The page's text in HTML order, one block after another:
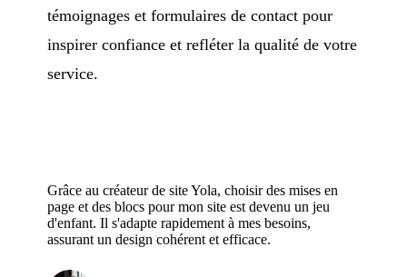
témoignages et formulaires de contact pour
inspirer confiance et refléter la qualité de votre
service.
Grâce au créateur de site Yola, choisir des mises en
page et des blocs pour mon site est devenu un jeu
d'enfant. Il s'adapte rapidement à mes besoins,
assurant un design cohérent et efficace.